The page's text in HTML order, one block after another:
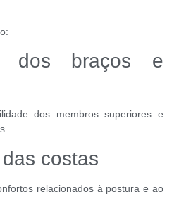
dos braços e
dos membros superiores e
costas
relacionados à postura e ao